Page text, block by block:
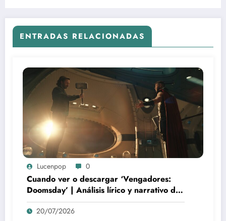
ENTRADAS RELACIONADAS
Lucenpop 0
Cuando ver o descargar ‘Vengadores:
Doomsday’ | Análisis lírico y narrativo del
nuevo Vengadores: Doomsday
20/07/2026